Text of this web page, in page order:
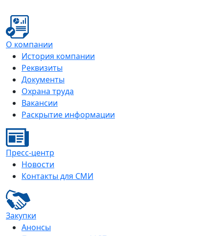
О компании
История компании
Реквизиты
Документы
Охрана труда
Вакансии
Раскрытие информации
Пресс-центр
Новости
Контакты для СМИ
Закупки
Анонсы